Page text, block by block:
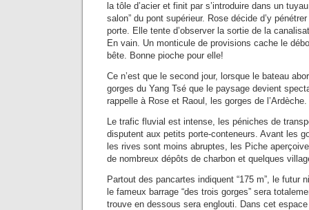
la tôle d’acier et finit par s’introduire dans un
salon” du pont supérieur. Rose décide d’y
porte. Elle tente d’observer la sortie de la
En vain. Un monticule de provisions cache le
bête. Bonne pioche pour elle!
Ce n’est que le second jour, lorsque le bateau
gorges du Yang Tsé que le paysage devient
rappelle à Rose et Raoul, les gorges de l’Ardèche.
Le trafic fluvial est intense, les péniches de
disputent aux petits porte-conteneurs. Avant les
les rives sont moins abruptes, les Piche
de nombreux dépôts de charbon et quelques
Partout des pancartes indiquent “175 m”, le futur
le fameux barrage “des trois gorges” sera
trouve en dessous sera englouti. Dans cet